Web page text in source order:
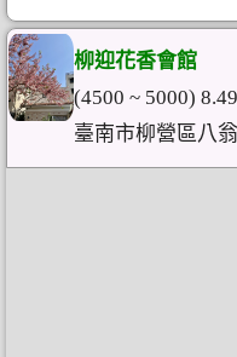
柳迎花香會館
(4500 ~ 5000)
臺南市柳營區八